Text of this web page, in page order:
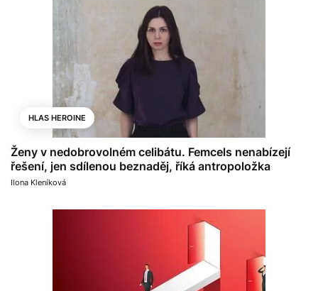
HLAS HEROINE
Ženy v nedobrovolném celibátu. Femcels nenabízejí
řešení, jen sdílenou beznaděj, říká antropoložka
Ilona Kleníková